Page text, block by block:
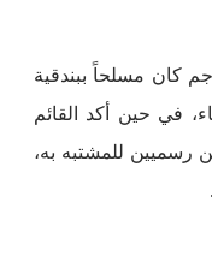
كان مسلحاً ببندقية
في حين أكد القائم
رسميين للمشتبه به،